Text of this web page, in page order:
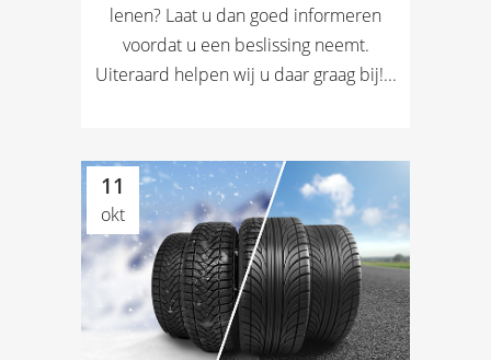
lenen? Laat u dan goed informeren
voordat u een beslissing neemt.
Uiteraard helpen wij u daar graag bij!...
11
okt